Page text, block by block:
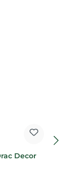
Decor